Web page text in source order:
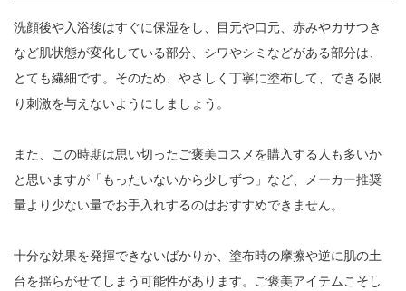
洗顔後や入浴後はすぐに保湿をし、目元や口元、赤みやカサつき
など肌状態が変化している部分、シワやシミなどがある部分は、
とても繊細です。そのため、やさしく丁寧に塗布して、できる限
り刺激を与えないようにしましょう。
また、この時期は思い切ったご褒美コスメを購入する人も多いか
と思いますが「もったいないから少しずつ」など、メーカー推奨
量より少ない量でお手入れするのはおすすめできません。
十分な効果を発揮できないばかりか、塗布時の摩擦や逆に肌の土
台を揺らがせてしまう可能性があります。ご褒美アイテムこそし